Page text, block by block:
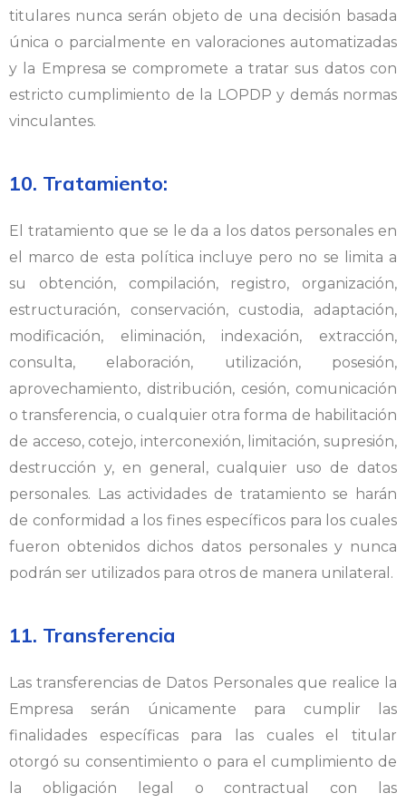
titulares nunca serán objeto de una decisión basada
única o parcialmente en valoraciones automatizadas
y la Empresa se compromete a tratar sus datos con
estricto cumplimiento de la LOPDP y demás normas
vinculantes.
10. Tratamiento:
El tratamiento que se le da a los datos personales en
el marco de esta política incluye pero no se limita a
su obtención, compilación, registro, organización,
estructuración, conservación, custodia, adaptación,
modificación, eliminación, indexación, extracción,
consulta, elaboración, utilización, posesión,
aprovechamiento, distribución, cesión, comunicación
o transferencia, o cualquier otra forma de habilitación
de acceso, cotejo, interconexión, limitación, supresión,
destrucción y, en general, cualquier uso de datos
personales. Las actividades de tratamiento se harán
de conformidad a los fines específicos para los cuales
fueron obtenidos dichos datos personales y nunca
podrán ser utilizados para otros de manera unilateral.
11. Transferencia
Las transferencias de Datos Personales que realice la
Empresa serán únicamente para cumplir las
finalidades específicas para las cuales el titular
otorgó su consentimiento o para el cumplimiento de
la obligación legal o contractual con las